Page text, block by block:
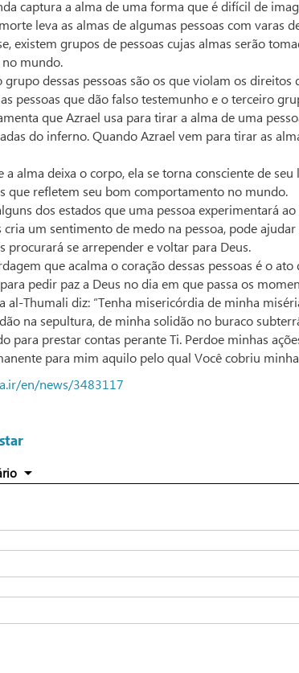
captura a alma de uma forma que é difícil de
leva as almas de algumas pessoas com varas
existem grupos de pessoas cujas almas serão
no mundo.
dessas pessoas são os que violam os direitos
pessoas que dão falso testemunho e o terceiro
que Azrael usa para tirar a alma de uma
do inferno. Quando Azrael vem para tirar as
a alma deixa o corpo, ela se torna consciente de
que refletem seu bom comportamento no mundo.
dos estados que uma pessoa experimentará
um sentimento de medo na pessoa, pode
procurará se arrepender e voltar para Deus.
que acalma o coração dessas pessoas é o
pedir paz a Deus no dia em que passa os
al-Thumali diz: “Tenha misericórdia de minha
na sepultura, de minha solidão no buraco
para prestar contas perante Ti. Perdoe minhas
para mim aquilo pelo qual Você cobriu
en/news/3483117